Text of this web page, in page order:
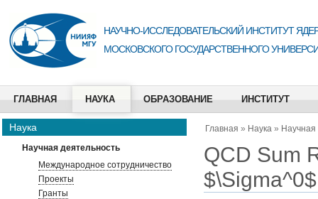
НАУЧНО-ИССЛЕДОВАТЕЛЬСКИЙ ИНСТИТУТ
МОСКОВСКОГО ГОСУДАРСТВЕННОГО
ГЛАВНАЯ НАУКА ОБРАЗОВАНИЕ ИНСТИТУТ
Наука
Научная деятельность
Международное сотрудничество
Проекты
Гранты
Главная » Наука » Научная
QCD Sum